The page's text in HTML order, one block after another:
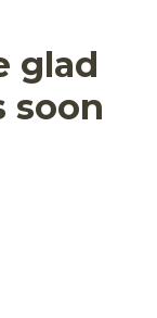
glad
soon